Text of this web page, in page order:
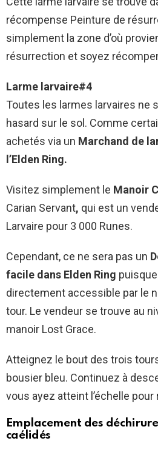
récompense Peinture de
simplement la zone d’où
résurrection et soyez
Larme larvaire#4
Toutes les larmes larvaires ne
hasard sur le sol. Comme
achetés via un Marchand de
l’Elden Ring.
Visitez simplement le Manoir
Carian Servant, qui est un
Larvaire pour 3 000 Runes.
Cependant, ce ne sera pas un
facile dans Elden Ring
directement accessible par le
tour. Le vendeur se trouve au
manoir Lost Grace.
Atteignez le bout des trois
bousier bleu. Continuez à
vous ayez atteint l’échelle pour
Emplacement des
caélidés